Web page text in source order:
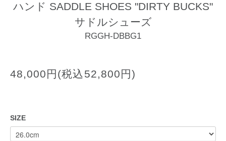
ハンド SADDLE SHOES "DIRTY BUCKS"
サドルシューズ
RGGH-DBBG1
48,000円(税込52,800円)
SIZE